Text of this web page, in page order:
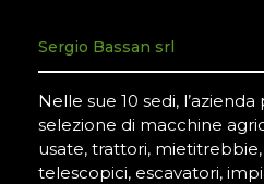
Sergio Bassan srl
Nelle sue 10 sedi,
selezione di macchine
usate, trattori,
telescopici, escavatori,